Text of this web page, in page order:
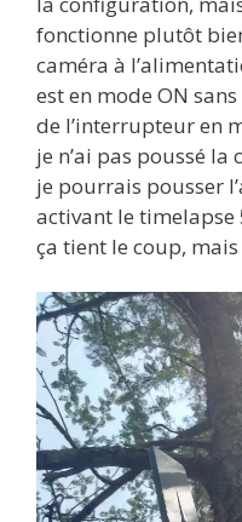
fonctionne plutôt
caméra à
est en mode ON
de l’interrupteur en
je n’ai pas poussé
je pourrais pousser
activant le
ça tient le coup,